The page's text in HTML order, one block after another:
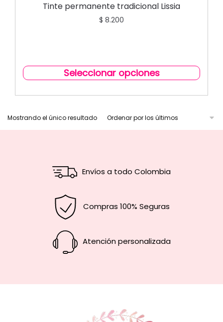
Tinte permanente tradicional Lissia
$ 8.200
Seleccionar opciones
Mostrando el único resultado
Envíos a todo Colombia
Compras 100% Seguras
Atención personalizada